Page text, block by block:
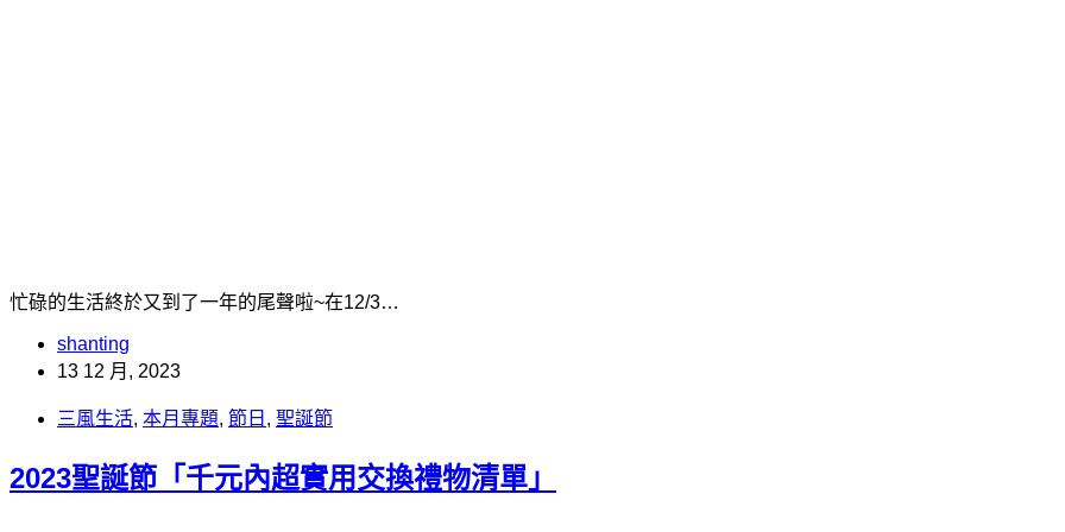
忙碌的生活終於又到了一年的尾聲啦~在12/3…
shanting
13 12 月, 2023
三風生活, 本月專題, 節日 , 聖誕節
2023聖誕節「千元內超實用交換禮物清單」